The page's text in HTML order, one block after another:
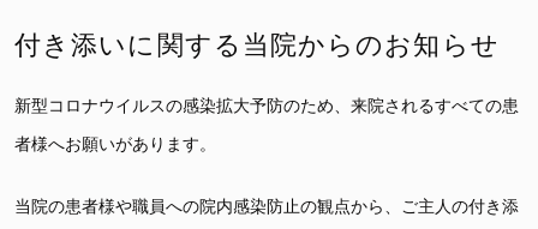
付き添いに関する当院からのお知らせ
新型コロナウイルスの感染拡大予防のため、来院されるすべての患
者様へお願いがあります。
当院の患者様や職員への院内感染防止の観点から、ご主人の付き添